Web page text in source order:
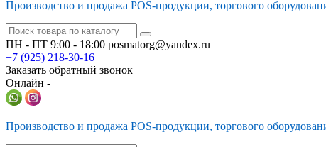
Производство и продажа POS-продукции, торгового
ПН - ПТ 9:00 - 18:00 posmatorg@yandex.ru
+7 (925) 218-30-16
Заказать обратный звонок
Онлайн -
Производство и продажа POS-продукции, торгового